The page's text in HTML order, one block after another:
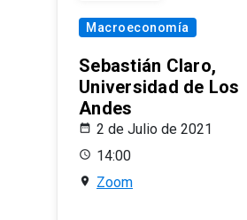
Macroeconomía
Sebastián Claro,
Universidad de Los
Andes
2 de Julio de 2021
14:00
Zoom